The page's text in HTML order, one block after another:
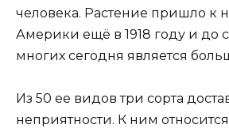
человека. Растение пришло к
Америки ещё в 1918 году и до
многих сегодня является
Из 50 ее видов три сорта
неприятности. К ним относится